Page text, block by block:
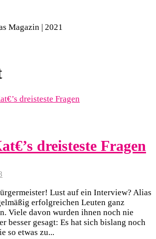
Magazin | 2021
dreisteste Fragen
Lust auf ein Interview? Alias
erfolgreichen Leuten ganz
Viele davon wurden ihnen noch nie
besser gesagt: Es hat sich bislang noch
so etwas zu...